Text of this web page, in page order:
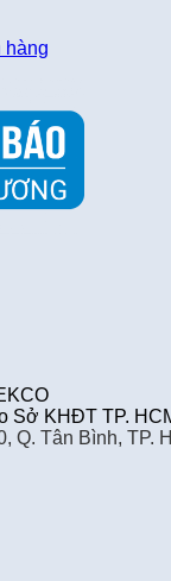
hàng
Sở KHĐT TP.
Q. Tân Bình, TP.